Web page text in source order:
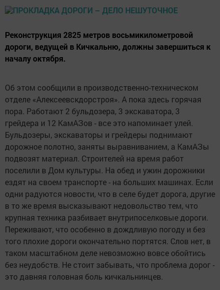
Реконструкция 2825 метров восьмикилометровой
дороги, ведущей в Кичкальню, должны завершиться к
началу октября.
Об этом сообщили в производственно-техническом
отделе «Алексеевскдорстроя». А пока здесь горячая
пора. Работают 2 бульдозера, 3 экскаватора, 3
грейдера и 12 КамАЗов - все это напоминает улей.
Бульдозеры, экскаваторы и грейдеры поднимают
дорожное полотно, заняты выравниванием, а КамАЗы
подвозят материал. Строителей на время работ
поселили в Дом культуры. На обед и ужин дорожники
ездят на своем транспорте - на больших машинах. Если
одни радуются новости, что в селе будет дорога, другие
в то же время высказывают недовольство тем, что
крупная техника разбивает внутрипоселковые дороги.
Переживают, что особенно в дождливую погоду и без
того плохие дороги окончательно портятся. Слов нет, в
таком масштабном деле невозможно вовсе обойтись
без неудобств. Не стоит забывать, что проблема дорог -
это давняя головная боль кичкальнинцев.